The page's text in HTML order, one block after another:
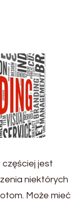
jest
niektórych
Może mieć